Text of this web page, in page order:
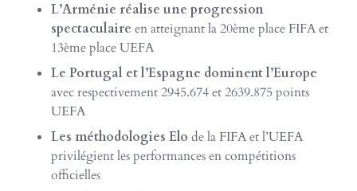
L’Arménie réalise une progression
spectaculaire en atteignant la 20ème place FIFA et
13ème place UEFA
Le Portugal et l’Espagne dominent l’Europe
avec respectivement 2945.674 et 2639.875 points
UEFA
Les méthodologies Elo de la FIFA et l’UEFA
privilégient les performances en compétitions
officielles